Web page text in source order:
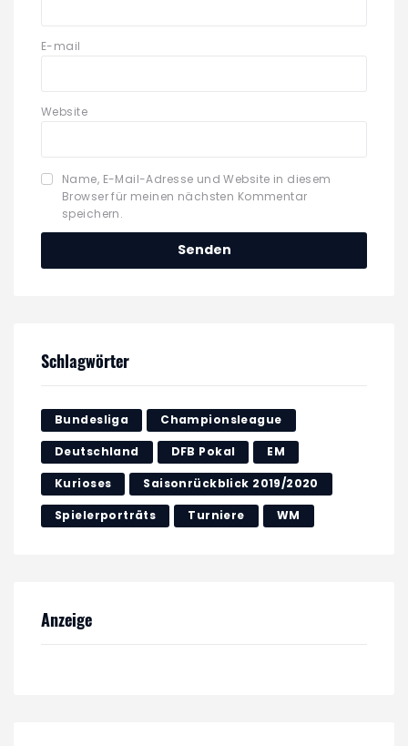
E-mail
Website
Name, E-Mail-Adresse und Website in diesem
Browser für meinen nächsten Kommentar
speichern.
Schlagwörter
Bundesliga Championsleague
Deutschland DFB Pokal EM
Kurioses Saisonrückblick 2019/2020
Spielerporträts Turniere WM
Anzeige